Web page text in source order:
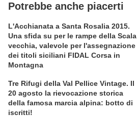
Potrebbe anche piacerti
L'Acchianata a Santa Rosalia 2015.
Una sfida su per le rampe della Scala
vecchia, valevole per l'assegnazione
dei titoli siciliani FIDAL Corsa in
Montagna
Tre Rifugi della Val Pellice Vintage. Il
20 agosto la rievocazione storica
della famosa marcia alpina: botto di
iscritti!